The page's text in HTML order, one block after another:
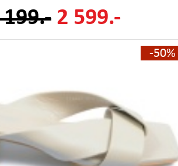
2 599.-
-50%